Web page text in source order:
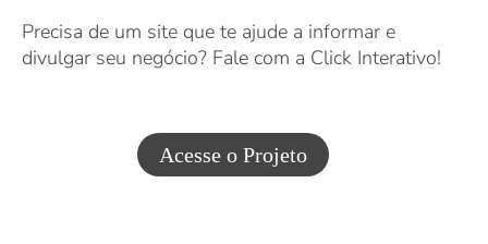
Precisa de um site que te ajude a informar e
divulgar seu negócio? Fale com a Click Interativo!
Acesse o Projeto